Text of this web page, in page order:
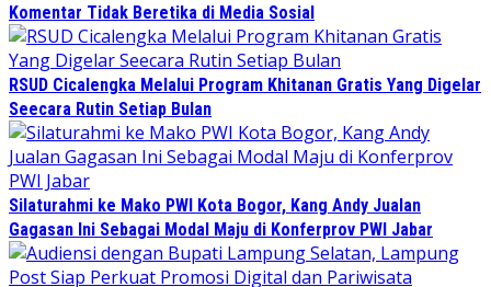
Komentar Tidak Beretika di Media Sosial
RSUD Cicalengka Melalui Program Khitanan Gratis Yang Digelar
Seecara Rutin Setiap Bulan
Silaturahmi ke Mako PWI Kota Bogor, Kang Andy Jualan
Gagasan Ini Sebagai Modal Maju di Konferprov PWI Jabar